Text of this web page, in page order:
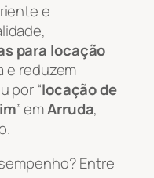
e
para locação
e reduzem
por “locação de
” emArruda,
Entre